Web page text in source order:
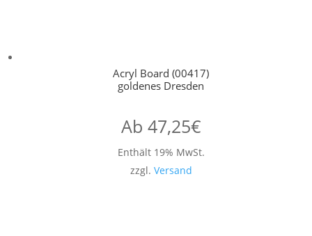
Acryl Board (00417)
goldenes Dresden
Ab 47,25€
Enthält 19% MwSt.
zzgl. Versand